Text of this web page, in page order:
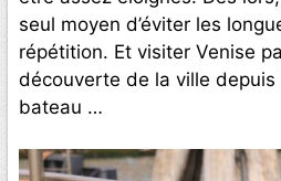
seul moyen d’éviter les
répétition. Et visiter Venise
découverte de la ville depuis
bateau …